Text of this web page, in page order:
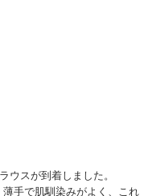
ウスが到着しました。
手で肌馴染みがよく、これ